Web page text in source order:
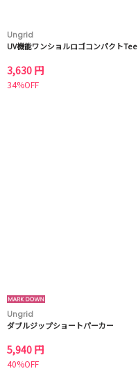
Ungrid
UV機能ワンショルロゴコンパクトTee
3,630 円
34%OFF
Ungrid
ダブルジップショートパーカー
5,940 円
40%OFF